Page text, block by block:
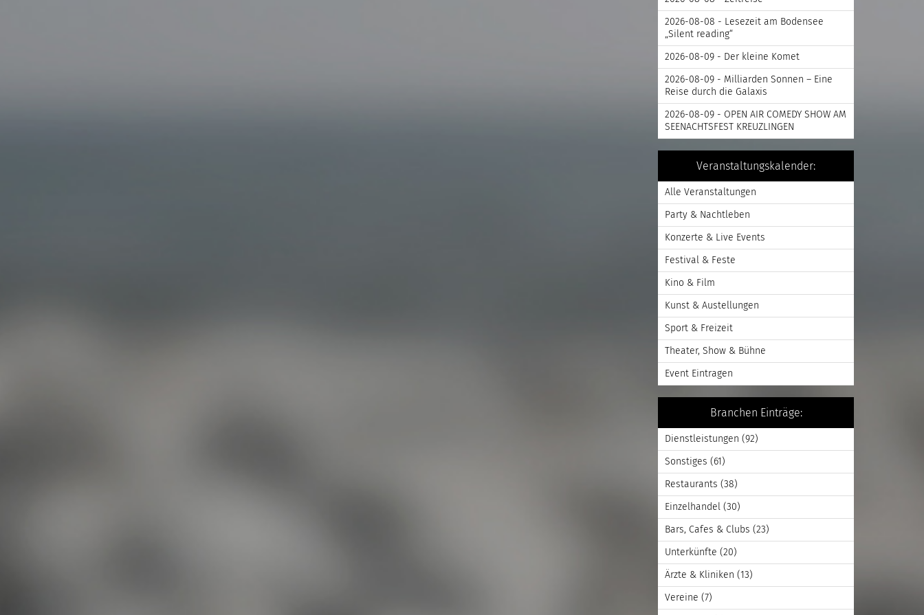
2026-08-08 - Lesezeit am Bodensee
„Silent reading“
2026-08-09 - Der kleine Komet
2026-08-09 - Milliarden Sonnen – Eine
Reise durch die Galaxis
2026-08-09 - OPEN AIR COMEDY SHOW AM
SEENACHTSFEST KREUZLINGEN
Veranstaltungskalender:
Alle Veranstaltungen
Party & Nachtleben
Konzerte & Live Events
Festival & Feste
Kino & Film
Kunst & Austellungen
Sport & Freizeit
Theater, Show & Bühne
Event Eintragen
Branchen Einträge:
Dienstleistungen (92)
Sonstiges (61)
Restaurants (38)
Einzelhandel (30)
Bars, Cafes & Clubs (23)
Unterkünfte (20)
Ärzte & Kliniken (13)
Vereine (7)